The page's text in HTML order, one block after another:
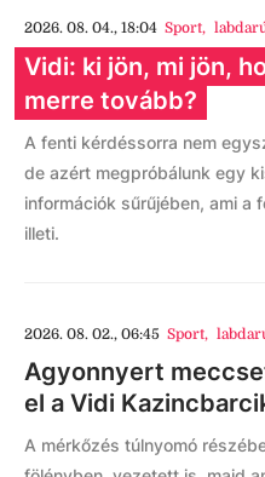
2026. 08. 04., 18:04 Sport,
Vidi: ki jön, mi jön,
merre tovább?
A fenti kérdéssorra nem
de azért megpróbálunk egy
információk sűrűjében, ami a
illeti.
2026. 08. 02., 06:45 Sport,
Agyonnyert
el a Vidi
A mérkőzés túlnyomó